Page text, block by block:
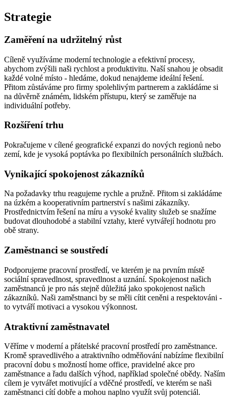
Strategie
Zaměření na udržitelný růst
Cíleně využíváme moderní technologie a efektivní procesy,
abychom zvýšili naši rychlost a produktivitu. Naší snahou je obsadit
každé volné místo - hledáme, dokud nenajdeme ideální řešení.
Přitom zůstáváme pro firmy spolehlivým partnerem a zakládáme si
na důvěrně známém, lidském přístupu, který se zaměřuje na
individuální potřeby.
Rozšíření trhu
Pokračujeme v cílené geografické expanzi do nových regionů nebo
zemí, kde je vysoká poptávka po flexibilních personálních službách.
Vynikající spokojenost zákazníků
Na požadavky trhu reagujeme rychle a pružně. Přitom si zakládáme
na úzkém a kooperativním partnerství s našimi zákazníky.
Prostřednictvím řešení na míru a vysoké kvality služeb se snažíme
budovat dlouhodobé a stabilní vztahy, které vytvářejí hodnotu pro
obě strany.
Zaměstnanci se soustředí
Podporujeme pracovní prostředí, ve kterém je na prvním místě
sociální spravedlnost, spravedlnost a uznání. Spokojenost našich
zaměstnanců je pro nás stejně důležitá jako spokojenost našich
zákazníků. Naši zaměstnanci by se měli cítit ceněni a respektováni -
to vytváří motivaci a vysokou výkonnost.
Atraktivní zaměstnavatel
Věříme v moderní a přátelské pracovní prostředí pro zaměstnance.
Kromě spravedlivého a atraktivního odměňování nabízíme flexibilní
pracovní dobu s možností home office, pravidelné akce pro
zaměstnance a řadu dalších výhod, například společné obědy. Naším
cílem je vytvářet motivující a vděčné prostředí, ve kterém se naši
zaměstnanci cítí dobře a mohou naplno využít svůj potenciál.